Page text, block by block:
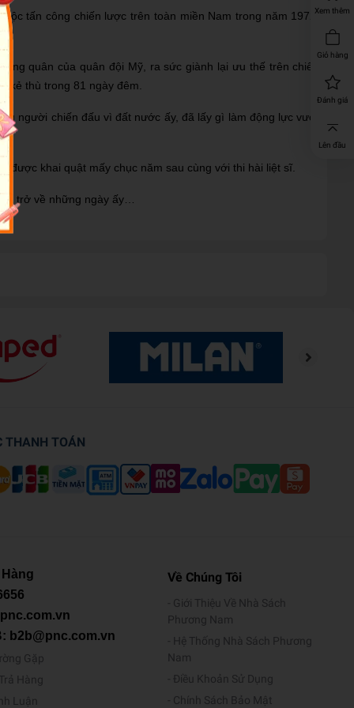
Xem thêm
Giỏ hàng
Đánh giá
Lên đầu
tấn công chiến lược trên toàn miền Nam trong năm 1972.
quân của quân đội Mỹ, ra sức giành lại ưu thế trên chiến
kẻ thù trong 81 ngày đêm.
người chiến đấu vì đất nước ấy, đã lấy gì làm động lực vượt
khai quật mấy chục năm sau cùng với thi hài liệt sĩ.
trở về những ngày ấy…
THANH TOÁN
b2b@pnc.com.vn
Gặp
Hàng
Luận
Về Chúng Tôi
Giới Thiệu Về Nhà Sách
Phương Nam
Hệ Thống Nhà Sách Phương
Nam
Điều Khoản Sử Dụng
Chính Sách Bảo Mật